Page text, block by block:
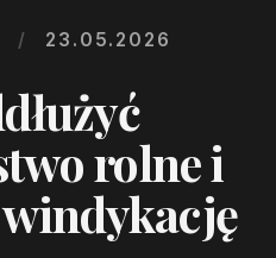
/ 23.05.2026
rolne i